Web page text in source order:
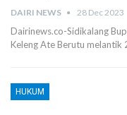
DAIRI NEWS 28 Dec 2023
Dairinews.co-Sidikalang
Keleng Ate Berutu melantik
HUKUM